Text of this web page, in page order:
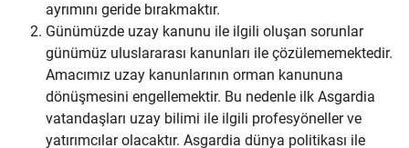
ayrımını geride bırakmaktır.
Günümüzde uzay kanunu ile ilgili oluşan sorunlar
günümüz uluslararası kanunları ile çözülememektedir.
Amacımız uzay kanunlarının orman kanununa
dönüşmesini engellemektir. Bu nedenle ilk Asgardia
vatandaşları uzay bilimi ile ilgili profesyöneller ve
yatırımcılar olacaktır. Asgardia dünya politikası ile